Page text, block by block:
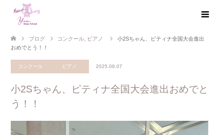
ブログ コンクール ピアノ
小2Sちゃん、ピティナ全国大会進出
おめでとう！！
コンクール ピアノ 2025.08.07
小2Sちゃん、ピティナ全国大会進出おめでと
う！！